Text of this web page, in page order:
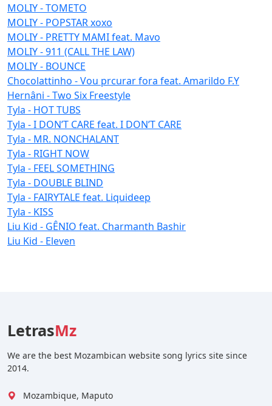
MOLIY - TOMETO
MOLIY - POPSTAR xoxo
MOLIY - PRETTY MAMI feat. Mavo
MOLIY - 911 (CALL THE LAW)
MOLIY - BOUNCE
Chocolattinho - Vou prcurar fora feat. Amarildo F.Y
Hernâni - Two Six Freestyle
Tyla - HOT TUBS
Tyla - I DON’T CARE feat. I DON’T CARE
Tyla - MR. NONCHALANT
Tyla - RIGHT NOW
Tyla - FEEL SOMETHING
Tyla - DOUBLE BLIND
Tyla - FAIRYTALE feat. Liquideep
Tyla - KISS
Liu Kid - GÊNIO feat. Charmanth Bashir
Liu Kid - Eleven
LetrasMz
We are the best Mozambican website song lyrics site since
2014.
Mozambique, Maputo